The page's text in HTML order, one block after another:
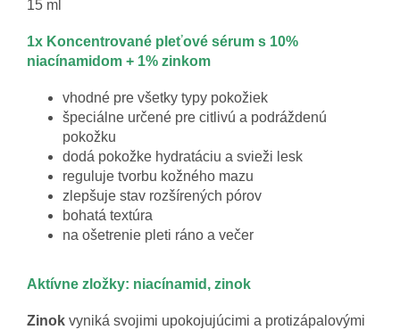
15 ml
1x Koncentrované pleťové sérum s 10%
niacínamidom + 1% zinkom
vhodné pre všetky typy pokožiek
špeciálne určené pre citlivú a podráždenú
pokožku
dodá pokožke hydratáciu a svieži lesk
reguluje tvorbu kožného mazu
zlepšuje stav rozšírených pórov
bohatá textúra
na ošetrenie pleti ráno a večer
Aktívne zložky: niacínamid, zinok
Zinok vyniká svojimi upokojujúcimi a protizápalovými